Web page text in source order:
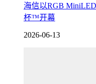
海信以RGB
杯™开幕
2026-06-13